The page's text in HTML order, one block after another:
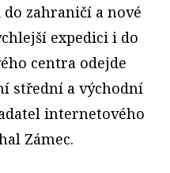
zahraničí a nové
expedici i do
centra odejde
střední a východní
internetového
Zámec.